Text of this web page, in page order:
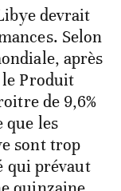
devrait
Selon
après
le Produit
de 9,6%
que les
sont trop
qui prévaut